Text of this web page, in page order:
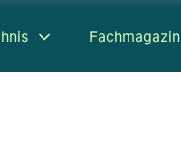
Fachmagazin